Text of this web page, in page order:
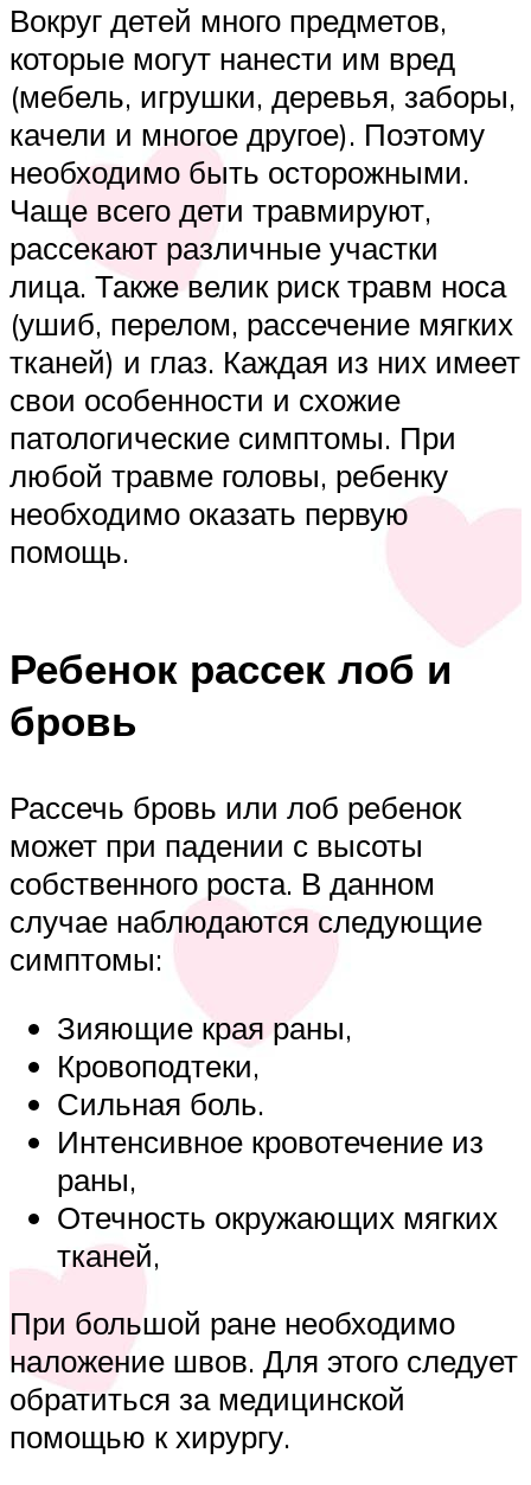
Вокруг детей много предметов,
которые могут нанести им вред
(мебель, игрушки, деревья, заборы,
качели и многое другое). Поэтому
необходимо быть осторожными.
Чаще всего дети травмируют,
рассекают различные участки
лица. Также велик риск травм носа
(ушиб, перелом, рассечение мягких
тканей) и глаз. Каждая из них имеет
свои особенности и схожие
патологические симптомы. При
любой травме головы, ребенку
необходимо оказать первую
помощь.
Ребенок рассек лоб и
бровь
Рассечь бровь или лоб ребенок
может при падении с высоты
собственного роста. В данном
случае наблюдаются следующие
симптомы:
Зияющие края раны,
Кровоподтеки,
Сильная боль.
Интенсивное кровотечение из
раны,
Отечность окружающих мягких
тканей,
При большой ране необходимо
наложение швов. Для этого следует
обратиться за медицинской
помощью к хирургу.